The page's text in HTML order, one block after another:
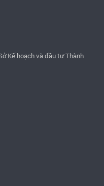
Kế hoạch và đầu tư Thành